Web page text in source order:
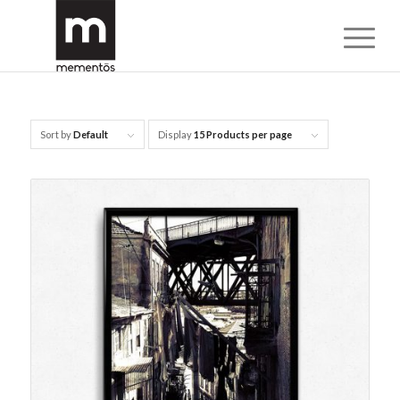
Sort byDefault Display15 Products per page